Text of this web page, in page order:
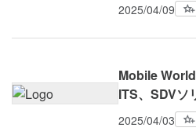
2025/04/09
Mobile
ITS、SDVソ
2025/04/03